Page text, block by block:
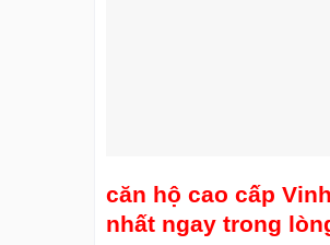
căn hộ cao cấp
nhất ngay trong